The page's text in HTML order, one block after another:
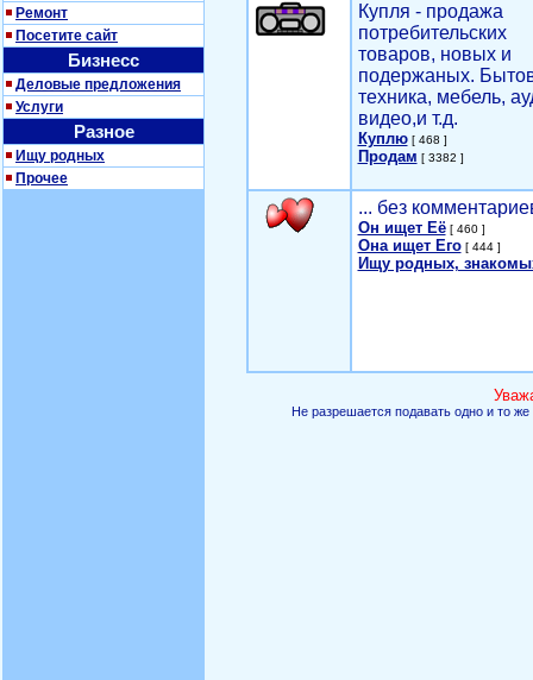
Ремонт
Посетите сайт
Бизнесс
Деловые предложения
Услуги
Разное
Ищу родных
Прочее
Купля - продажа
потребительских
товаров, новых и
подержаных.
техника, мебель,
видео,и т.д.
Куплю[ 468 ]
Продам [ 3382 ]
... без
Он ищет Её[ 460 ]
Она ищет Его[ 444 ]
Ищу родных,
Не разрешается подавать одно и то